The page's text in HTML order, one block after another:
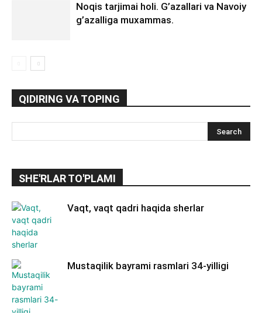
Noqis tarjimai holi. G’azallari va Navoiy
g’azalliga muxammas.
QIDIRING VA TOPING
SHE'RLAR TO'PLAMI
Vaqt, vaqt qadri haqida sherlar
Mustaqilik bayrami rasmlari 34-yilligi